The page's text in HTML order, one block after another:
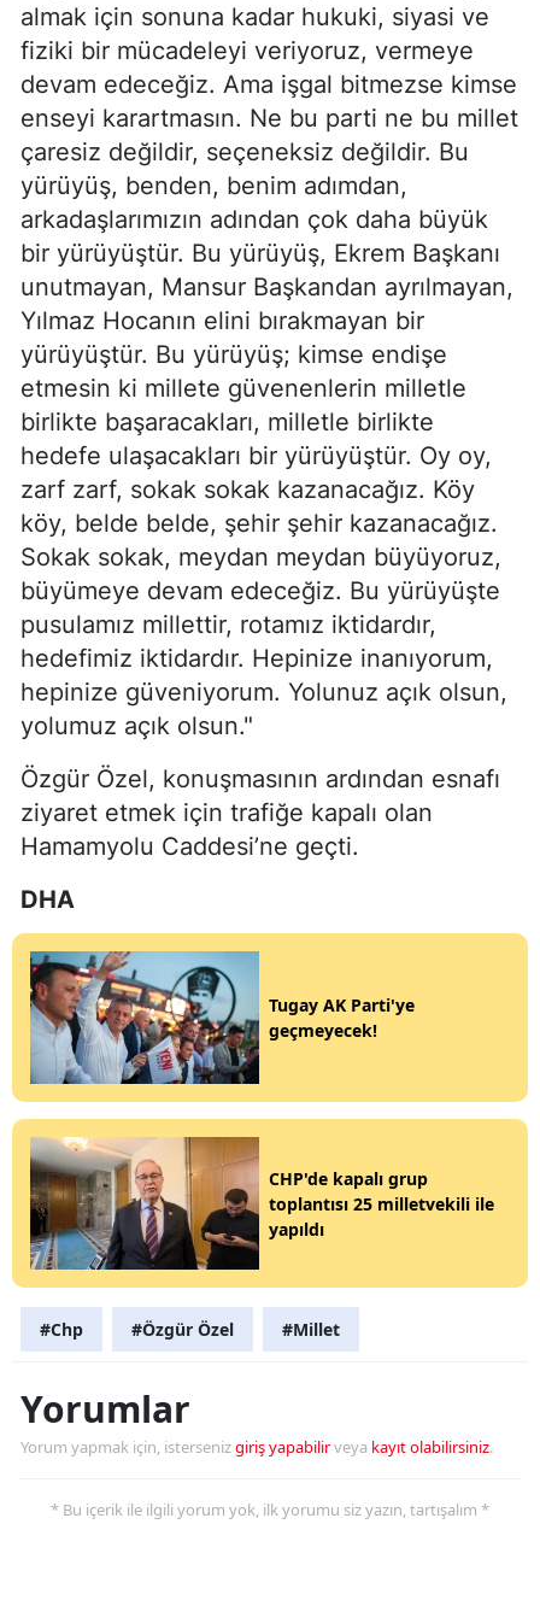
almak için sonuna kadar hukuki, siyasi ve
fiziki bir mücadeleyi veriyoruz, vermeye
devam edeceğiz. Ama işgal bitmezse kimse
enseyi karartmasın. Ne bu parti ne bu millet
çaresiz değildir, seçeneksiz değildir. Bu
yürüyüş, benden, benim adımdan,
arkadaşlarımızın adından çok daha büyük
bir yürüyüştür. Bu yürüyüş, Ekrem Başkanı
unutmayan, Mansur Başkandan ayrılmayan,
Yılmaz Hocanın elini bırakmayan bir
yürüyüştür. Bu yürüyüş; kimse endişe
etmesin ki millete güvenenlerin milletle
birlikte başaracakları, milletle birlikte
hedefe ulaşacakları bir yürüyüştür. Oy oy,
zarf zarf, sokak sokak kazanacağız. Köy
köy, belde belde, şehir şehir kazanacağız.
Sokak sokak, meydan meydan büyüyoruz,
büyümeye devam edeceğiz. Bu yürüyüşte
pusulamız millettir, rotamız iktidardır,
hedefimiz iktidardır. Hepinize inanıyorum,
hepinize güveniyorum. Yolunuz açık olsun,
yolumuz açık olsun."
Özgür Özel, konuşmasının ardından esnafı
ziyaret etmek için trafiğe kapalı olan
Hamamyolu Caddesi’ne geçti.
DHA
Tugay AK Parti'ye
geçmeyecek!
CHP'de kapalı grup
toplantısı 25 milletvekili ile
yapıldı
#Chp #Özgür Özel #Millet
Yorumlar
Yorum yapmak için, istersenizgiriş yapabilirveya kayıt olabilirsiniz.
* Bu içerik ile ilgili yorum yok, ilk yorumu siz yazın, tartışalım *